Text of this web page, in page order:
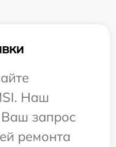
Наш
Ваш запрос
ремонта